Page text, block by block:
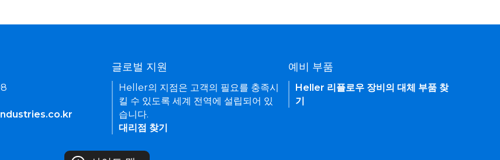
글로벌 지원
Heller의 지점은 고객의 필요를 충족시
킬 수 있도록 세계 전역에 설립되어 있
습니다.
대리점 찾기
예비 부품
Heller 리플로우 장비의 대체 부품 찾
기